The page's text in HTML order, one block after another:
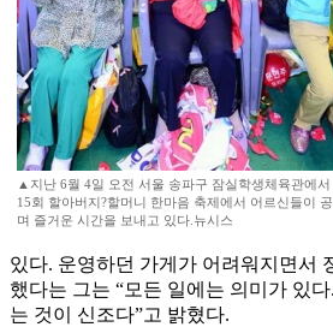
▲지난 6월 4일 오전 서울 송파구 잠실학생체육관에서
15회 할아버지?할머니 한마음 축제에서 어르신들이
며 즐거운 시간을 보내고 있다.뉴시스
있다. 운영하던 가게가 어려워지면서
했다는 그는 “모든 일에는 의미가 있
는 것이 신조다”고 밝혔다.